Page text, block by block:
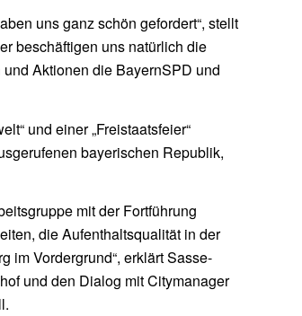
uns ganz schön gefordert“, stellt
beschäftigen uns natürlich die
Aktionen die BayernSPD und
und einer „Freistaatsfeier“
bayerischen Republik,
mit der Fortführung
die Aufenthaltsqualität in der
im Vordergrund“, erklärt Sasse-
und den Dialog mit Citymanager